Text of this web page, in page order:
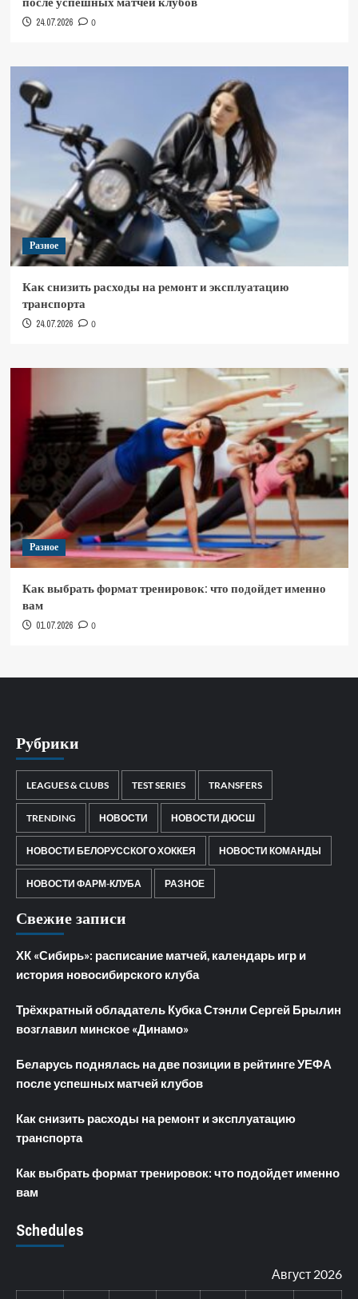
24.07.2026 0
Разное
Как снизить расходы на ремонт и эксплуатацию
транспорта
24.07.2026 0
Разное
Как выбрать формат тренировок: что подойдет именно
вам
01.07.2026 0
Рубрики
LEAGUES & CLUBS TEST SERIES TRANSFERS
TRENDING НОВОСТИ НОВОСТИ ДЮСШ
НОВОСТИ БЕЛОРУССКОГО ХОККЕЯ НОВОСТИ КОМАНДЫ
НОВОСТИ ФАРМ-КЛУБА РАЗНОЕ
Свежие записи
ХК «Сибирь»: расписание матчей, календарь игр и
история новосибирского клуба
Трёхкратный обладатель Кубка Стэнли Сергей Брылин
возглавил минское «Динамо»
Беларусь поднялась на две позиции в рейтинге УЕФА
после успешных матчей клубов
Как снизить расходы на ремонт и эксплуатацию
транспорта
Как выбрать формат тренировок: что подойдет именно
вам
Schedules
Август 2026